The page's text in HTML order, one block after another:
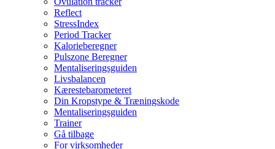
Reflect
StressIndex
Period Tracker
Kalorieberegner
Pulszone Beregner
Mentaliseringsguiden
Livsbalancen
Kærestebarometeret
Din Kropstype & Træningskode
Mentaliseringsguiden
Trainer
Gå tilbage
For virksomheder